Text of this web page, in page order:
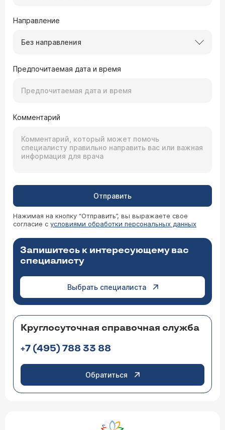
Направление
Без направления
Предпочитаемая дата и время
Комментарий
Отправить
Нажимая на кнопку “Отправить”, вы выражаете свое
согласие с условиями обработки персональных данных
Запишитесь к интересующему вас
специалисту
Выбрать специалиста
Круглосуточная справочная служба
+7 (495) 788 33 88
Обратиться